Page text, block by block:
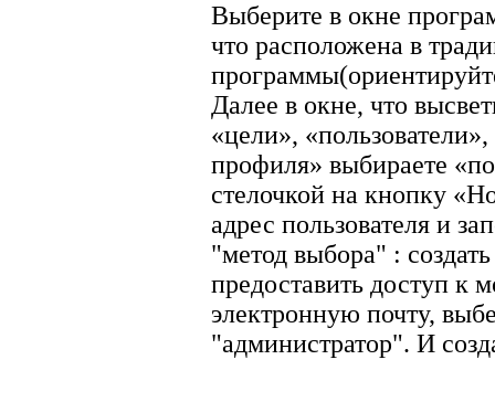
Выберите в окне
что расположена в
Далее в окне, что
«цели»,
профиля» выбираете
стелочкой на кнопку
адрес пользователя и
"метод выбора" :
предоставить доступ к
электронную почту,
"администратор". И